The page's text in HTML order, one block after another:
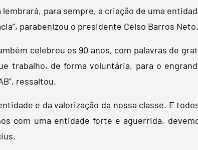
para sempre, a criação de uma
parabenizou o presidente Celso Barros Neto.
celebrou os 90 anos, com palavras de
de forma voluntária, para o
ressaltou.
e da valorização da nossa classe. E
com uma entidade forte e aguerrida,